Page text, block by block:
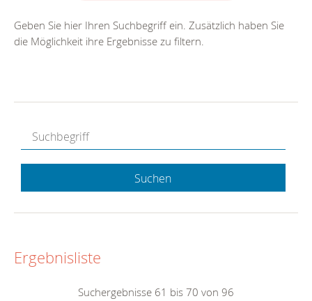
Geben Sie hier Ihren Suchbegriff ein. Zusätzlich haben Sie
die Möglichkeit ihre Ergebnisse zu filtern.
Suchen
Ergebnisliste
Suchergebnisse 61 bis 70 von 96